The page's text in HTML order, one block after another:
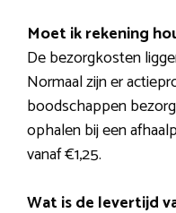
Moet ik rekening
De bezorgkosten
Normaal zijn er
boodschappen
ophalen bij een
vanaf €1,25.
Wat is de levertijd